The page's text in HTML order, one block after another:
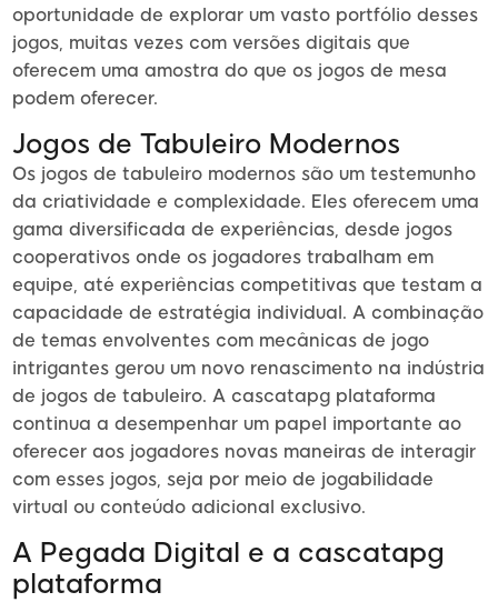
oportunidade de explorar um vasto portfólio desses
jogos, muitas vezes com versões digitais que
oferecem uma amostra do que os jogos de mesa
podem oferecer.
Jogos de Tabuleiro Modernos
Os jogos de tabuleiro modernos são um testemunho
da criatividade e complexidade. Eles oferecem uma
gama diversificada de experiências, desde jogos
cooperativos onde os jogadores trabalham em
equipe, até experiências competitivas que testam a
capacidade de estratégia individual. A combinação
de temas envolventes com mecânicas de jogo
intrigantes gerou um novo renascimento na indústria
de jogos de tabuleiro. A cascatapg plataforma
continua a desempenhar um papel importante ao
oferecer aos jogadores novas maneiras de interagir
com esses jogos, seja por meio de jogabilidade
virtual ou conteúdo adicional exclusivo.
A Pegada Digital e a cascatapg
plataforma